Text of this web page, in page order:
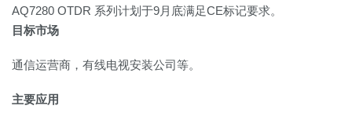
AQ7280 OTDR 系列计划于9月底满足CE标记要求。
目标市场
通信运营商，有线电视安装公司等。
主要应用